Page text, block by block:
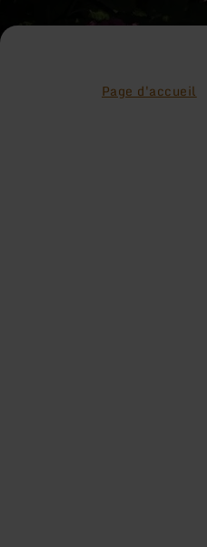
Page d'accueil